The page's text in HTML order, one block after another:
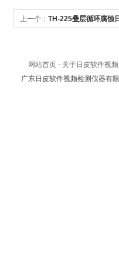
上一个： TH-225叠层循环腐蚀
网站首页 - 关于日皮软件视频
广东日皮软件视频检测仪器有